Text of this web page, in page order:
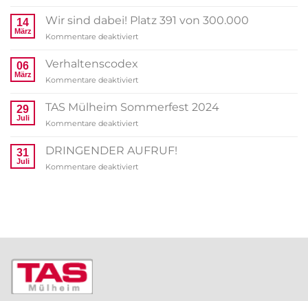
Mülheim
verstärkt
Führungsteam
den
14
März
Wir sind dabei! Platz 391 von 300.000
Kommentare deaktiviertfür
Platz
von
06
März
Verhaltenscodex
Kommentare deaktiviertfür
29
Juli
TAS Mülheim Sommerfest 2024
Kommentare deaktiviertfür
Mülheim
Sommerfest
2024
31
Juli
DRINGENDER AUFRUF!
Kommentare deaktiviertfür